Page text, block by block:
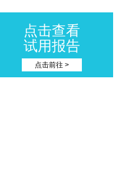
点击查看
试用报告
点击前往 >